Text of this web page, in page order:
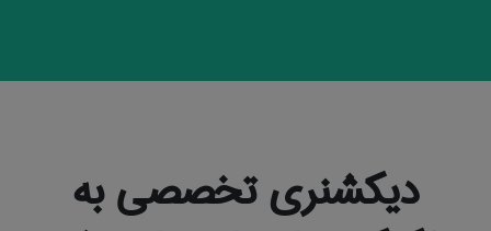
دیکشنری تخصصی به